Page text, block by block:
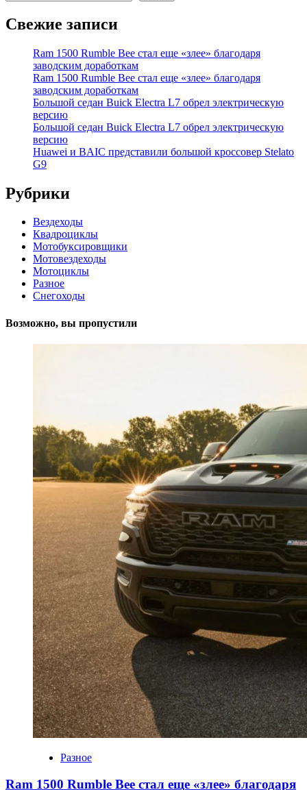
Свежие записи
Ram 1500 Rumble Bee стал еще «злее» благодаря
заводским доработкам
Ram 1500 Rumble Bee стал еще «злее» благодаря
заводским доработкам
Большой седан Buick Electra L7 обрел электрическую
версию
Большой седан Buick Electra L7 обрел электрическую
версию
Huawei и BAIC представили большой кроссовер Stelato
G9
Рубрики
Вездеходы
Квадроциклы
Мотобуксировщики
Мотовездеходы
Мотоциклы
Разное
Снегоходы
Возможно, вы пропустили
Разное
Ram 1500 Rumble Bee стал еще «злее» благодаря